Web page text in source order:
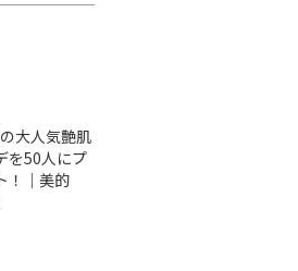
大人気艶肌
を50人にプ
！｜美的